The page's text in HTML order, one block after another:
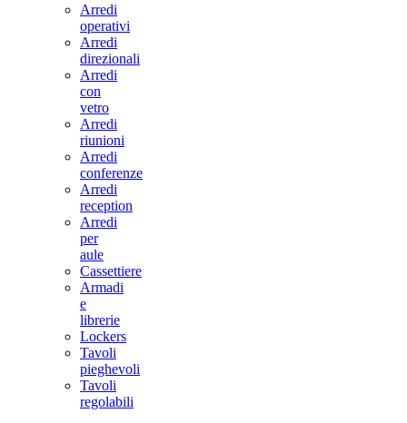
Arredi
operativi
Arredi
direzionali
Arredi
con
vetro
Arredi
riunioni
Arredi
conferenze
Arredi
reception
Arredi
per
aule
Cassettiere
Armadi
e
librerie
Lockers
Tavoli
pieghevoli
Tavoli
regolabili